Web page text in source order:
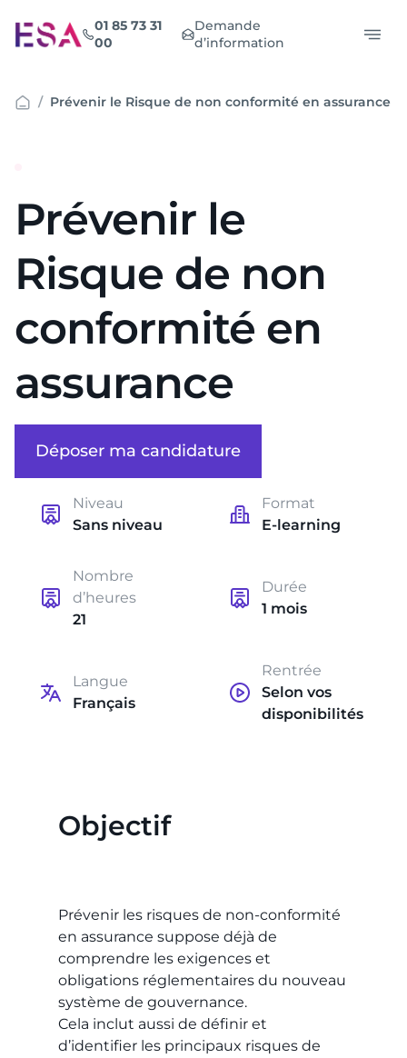
au
contenu
01 85 73 31
00
Demande
d’information
Prévenir le Risque de non conformité en assurance
Prévenir le
Risque de non
conformité en
assurance
Déposer ma candidature
Niveau
Sans niveau
Format
E-learning
Nombre
d’heures
21
Durée
1 mois
Langue
Français
Rentrée
Selon vos
disponibilités
Objectif
Prévenir les risques de non-conformité
en assurance suppose déjà de
comprendre les exigences et
obligations réglementaires du nouveau
système de gouvernance.
Cela inclut aussi de définir et
d’identifier les principaux risques de